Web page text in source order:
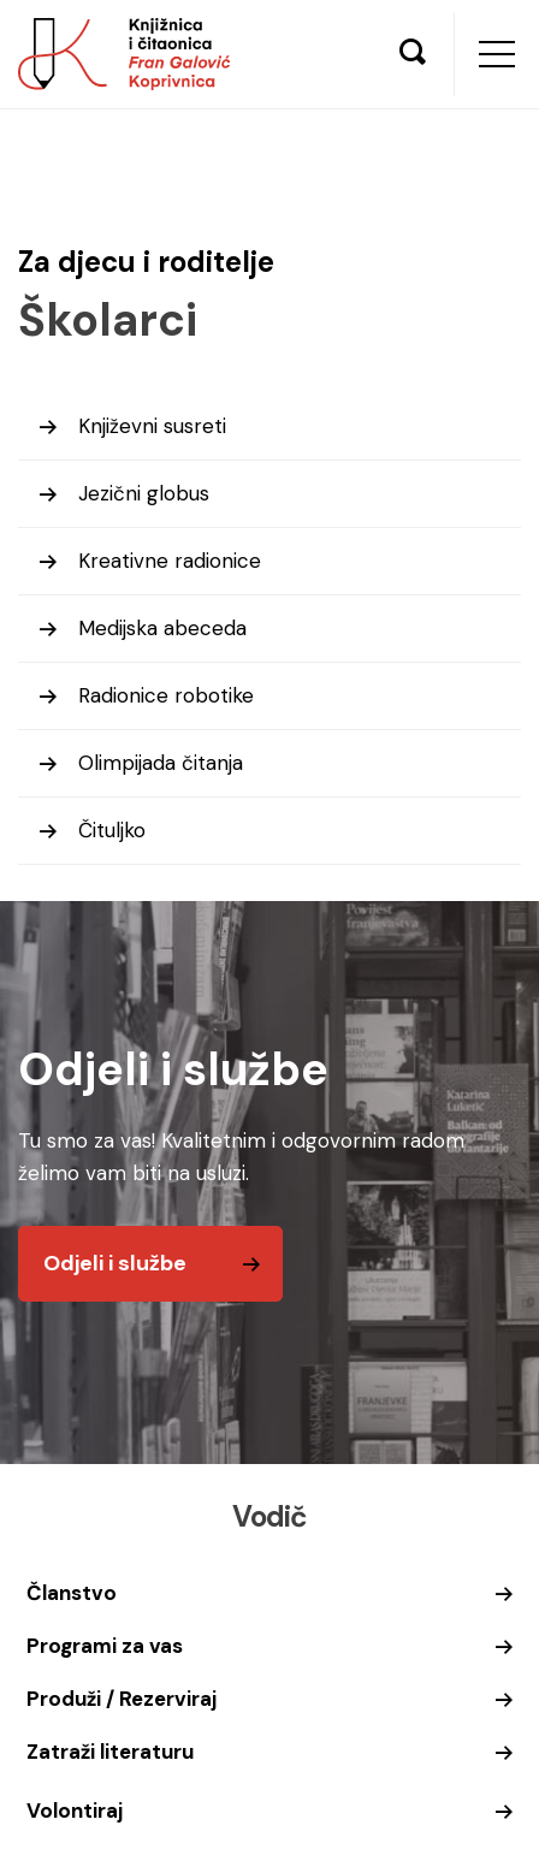
Za djecu i roditelje
Školarci
Književni susreti
Jezični globus
Kreativne radionice
Medijska abeceda
Radionice robotike
Olimpijada čitanja
Čituljko
Odjeli i službe
Tu smo za vas! Kvalitetnim i odgovornim radom
želimo vam biti na usluzi.
Odjeli i službe
Vodič
Članstvo
Programi za vas
Produži / Rezerviraj
Zatraži literaturu
Volontiraj